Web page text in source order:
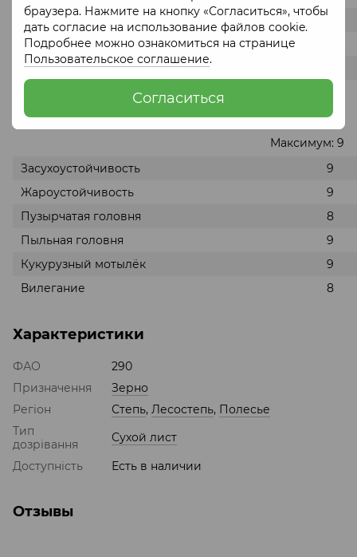
браузера. Нажмите на кнопку «Согласиться», чтобы
дать согласие на использование файлов cookie.
Подробнее можно ознакомиться на странице
Пользовательское соглашение.
Согласиться
Степь
109 дней
Лесостепь
112 дней
Полесье
Стойкость гибрида
Максимум: 9
Засухоустойчивость
9
Жароустойчивость
9
Пузырчатая головня
8
Пыльная головня
9
Кукурузный мотылёк
9
Вилегание
8
Характеристики
ФАО
290
Призначення
Зерно
Регіон
Степь, Лесостепь, Полесье
Тип
дозрівання
Сухой лист
Доступність
Есть в наличии
Отзывы